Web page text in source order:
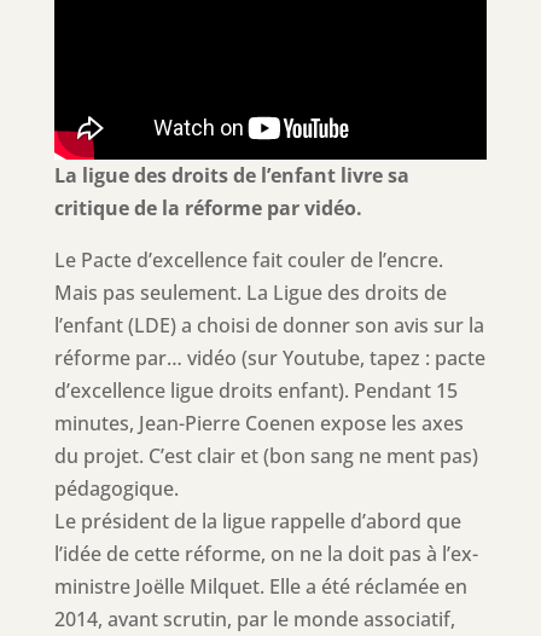
La ligue des droits de l’enfant livre sa
critique de la réforme par vidéo.
Le Pacte d’excellence fait couler de l’encre.
Mais pas seulement. La Ligue des droits de
l’enfant (LDE) a choisi de donner son avis sur la
réforme par… vidéo (sur Youtube, tapez : pacte
d’excellence ligue droits enfant). Pendant 15
minutes, Jean-Pierre Coenen expose les axes
du projet. C’est clair et (bon sang ne ment pas)
pédagogique.
Le président de la ligue rappelle d’abord que
l’idée de cette réforme, on ne la doit pas à l’ex-
ministre Joëlle Milquet. Elle a été réclamée en
2014, avant scrutin, par le monde associatif,